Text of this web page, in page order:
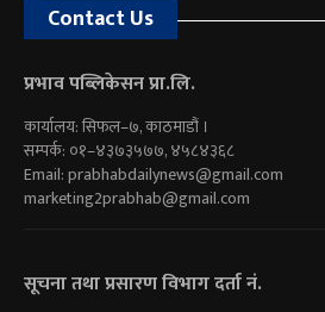
Contact Us
प्रभाव पब्लिकेसन प्रा.लि.
कार्यालय: सिफल–७, काठमाडौं ।
सम्पर्क: ०१–४३७३५७७, ४५८४३६८
Email:prabhabdailynews@gmail.com
marketing2prabhab@gmail.com
सूचना तथा प्रसारण विभाग दर्ता नं.